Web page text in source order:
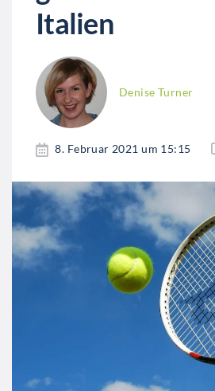
Italien
Denise Turner
8. Februar 2021 um 15:15